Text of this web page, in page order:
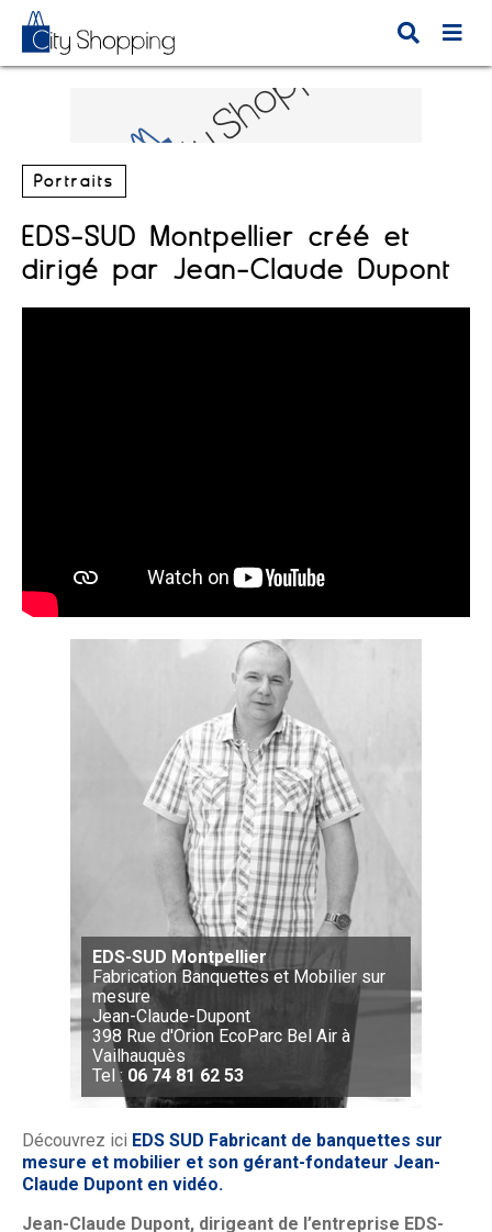
Portraits
EDS-SUD Montpellier créé et
dirigé par Jean-Claude Dupont
EDS-SUD Montpellier
Fabrication Banquettes et Mobilier sur
mesure
Jean-Claude-Dupont
398 Rue d'Orion EcoParc Bel Air à
Vailhauquès
Tel : 06 74 81 62 53
Découvrez ici EDS SUD Fabricant de banquettes sur
mesure et mobilier et son gérant-fondateur Jean-
Claude Dupont en vidéo.
Jean-Claude Dupont, dirigeant de l’entreprise EDS-